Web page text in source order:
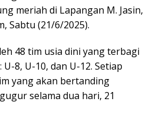
meriah di Lapangan M. Jasin,
Sabtu (21/6/2025).
48 tim usia dini yang terbagi
8, U-10, dan U-12. Setiap
yang akan bertanding
selama dua hari, 21